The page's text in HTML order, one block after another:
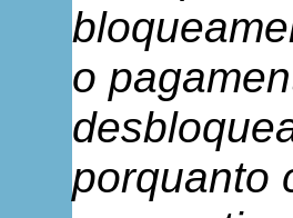
o
porquanto